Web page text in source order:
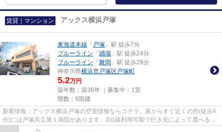
賃貸｜マンション アックス横浜戸塚
東海道本線 「 戸塚 」駅 徒歩7分
ブルーライン 「 踊場 」駅 徒歩24分
ブルーライン 「 舞岡 」駅 徒歩29分
神奈川県横浜市戸塚区 戸塚町
5.2万円
築年数：築36年 ｜募集中： 1室
階数：6階建
新着情報：アックス横浜戸塚の空室情報ならコチラ。家からすぐ近くの所(徒歩4
分)には戸塚共立第１病院があります。3沿線利用可能で行き先によって選べる、
利便性の高い物件です。場所...